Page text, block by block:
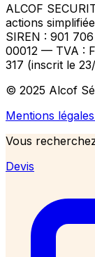
ALCOF
actions
SIREN : 901
00012 — TVA :
317 (inscrit le
© 2025 Alcof
Mentions légales
Vous
Devis